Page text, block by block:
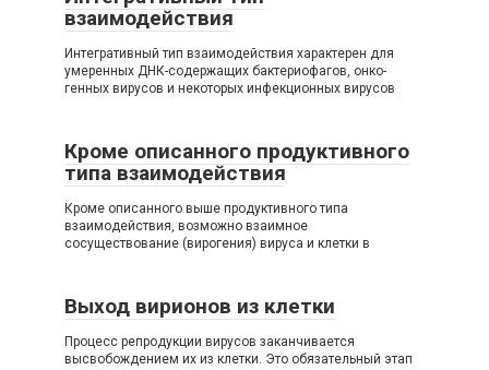
взаимодействия
Интегративный тип взаимодействия характерен для
умеренных ДНК-содержащих бактериофагов, онко-
генных вирусов и некоторых инфекционных вирусов
Кроме описанного продуктивного
типа взаимодействия
Кроме описанного выше продуктивного типа
взаимодействия, возможно взаимное
сосуществование (вирогения) вируса и клетки в
Выход вирионов из клетки
Процесс репродукции вирусов заканчивается
высвобождением их из клетки. Это обязательный этап